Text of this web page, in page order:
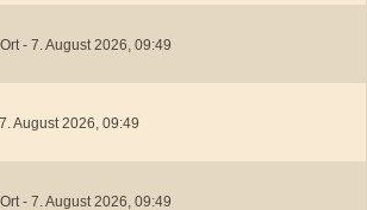
- 7. August 2026, 09:49
7. August 2026, 09:49
- 7. August 2026, 09:49